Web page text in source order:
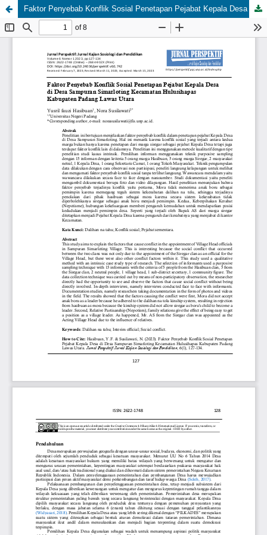
Faktor Penyebab Konflik Sosial Penetapan Pejabat Kepala Desa di Desa Sampuran Simarloting Kecamatan Hulusihapas Kabupaten Padang Lawas Utara